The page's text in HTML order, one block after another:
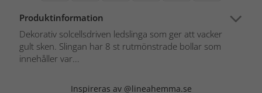
Produktinformation
Dekorativ solcellsdriven ledslinga som ger att vacker
gult sken. Slingan har 8 st rutmönstrade bollar som
innehåller var...
Inspireras av @lineahemma.se